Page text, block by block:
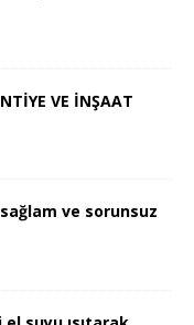
VE İNŞAAT
ve sorunsuz